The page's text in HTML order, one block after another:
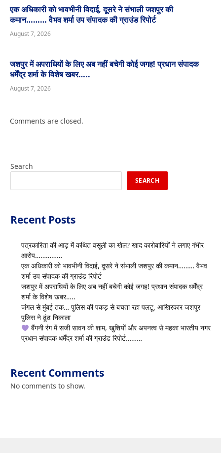
एक अधिकारी को भावभीनी विदाई, दूसरे ने संभाली जशपुर की
कमान……… वैभव शर्मा उप संपादक की ग्राउंड रिपोर्ट
August 7, 2026
जशपुर में अपराधियों के लिए अब नहीं बचेगी कोई जगह! प्रधान संपादक
धर्मेंद्र शर्मा के विशेष खबर…..
August 7, 2026
Comments are closed.
Search
SEARCH
Recent Posts
पत्रकारिता की आड़ में कथित वसूली का खेल? खाद कारोबारियों ने लगाए गंभीर
आरोप……………
एक अधिकारी को भावभीनी विदाई, दूसरे ने संभाली जशपुर की कमान……… वैभव
शर्मा उप संपादक की ग्राउंड रिपोर्ट
जशपुर में अपराधियों के लिए अब नहीं बचेगी कोई जगह! प्रधान संपादक धर्मेंद्र
शर्मा के विशेष खबर…..
जंगल से मुंबई तक… पुलिस की पकड़ से बचता रहा पलटू, आखिरकार जशपुर
पुलिस ने ढूंढ निकाला
बैंगनी रंग में सजी सावन की शाम, खुशियों और अपनत्व से महका भारतीय नगर
प्रधान संपादक धर्मेंद्र शर्मा की ग्राउंड रिपोर्ट………
Recent Comments
No comments to show.